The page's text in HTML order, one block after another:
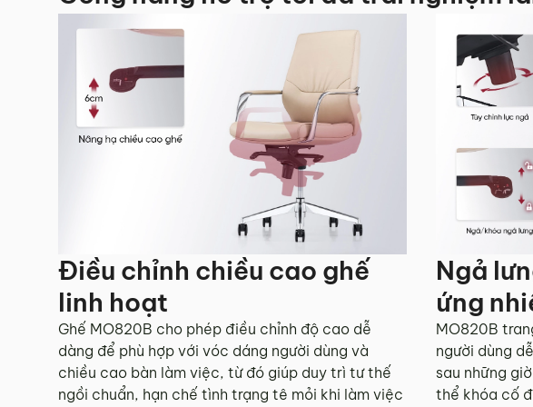
Điều chỉnh chiều cao ghế
linh hoạt
Ghế MO820B cho phép điều chỉnh độ cao dễ
dàng để phù hợp với vóc dáng người dùng và
chiều cao bàn làm việc, từ đó giúp duy trì tư thế
ngồi chuẩn, hạn chế tình trạng tê mỏi khi làm việc
Ngả
ứng
MO820B
người dùng
sau những
thể khóa cố